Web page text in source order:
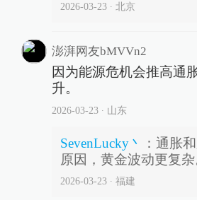
2026-03-23∙ 北京
澎湃网友bMVVn2
因为能源危机会推高通
升。
2026-03-23∙ 山东
SevenLucky丶 ： 通胀
原因，黄金波动更复杂
2026-03-23∙ 福建